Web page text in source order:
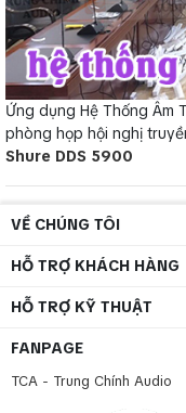
Ứng dụng Hệ Thống Âm
phòng họp hội nghị
Shure DDS 5900
VỀ CHÚNG TÔI
HỖ TRỢ KHÁCH HÀNG
HỖ TRỢ KỸ THUẬT
FANPAGE
TCA - Trung Chính Audio